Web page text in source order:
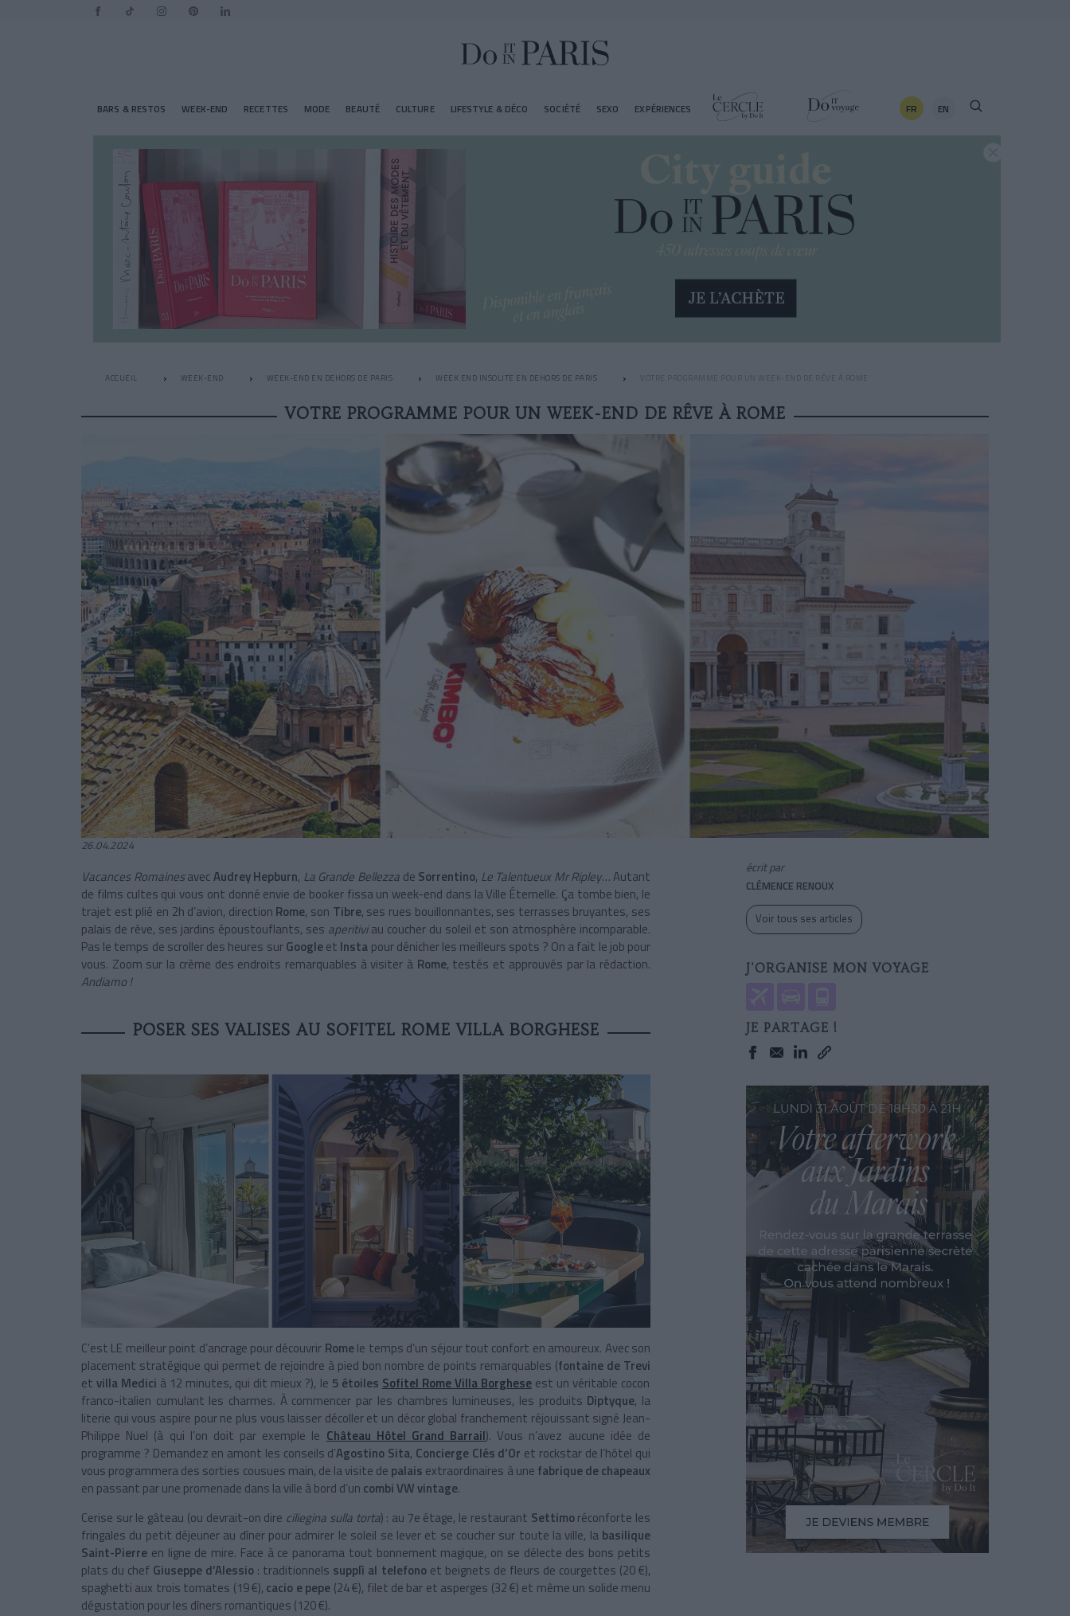
BARS & RESTOS WEEK-END RECETTES MODE BEAUTÉ CULTURE LIFESTYLE & DÉCO SOCIÉTÉ SEXO EXPÉRIENCES FR EN
ACCUEIL WEEK-END WEEK-END EN DEHORS DE PARIS WEEK END INSOLITE EN DEHORS DE PARIS VOTRE PROGRAMME POUR UN WEEK-END DE RÊVE À ROME
VOTRE PROGRAMME POUR UN WEEK-END DE RÊVE À ROME
26.04.2024
Vacances RomainesavecAudrey Hepburn, La Grande Bellezza de Sorrentino, Le Talentueux Mr Ripley… Autant
de films cultes qui vous ont donné envie de booker fissa un week-end dans la Ville Éternelle. Ça tombe bien, le
trajet est plié en 2h d’avion, direction Rome, son Tibre, ses rues bouillonnantes, ses terrasses bruyantes, ses
palais de rêve, ses jardins époustouflants, ses aperitiviau coucher du soleil et son atmosphère incomparable.
Pas le temps de scroller des heures surGoogleet Insta pour dénicher les meilleurs spots ? On a fait le job pour
vous. Zoom sur la crème des endroits remarquables à visiter à Rome, testés et approuvés par la rédaction.
Andiamo !
POSER SES VALISES AU SOFITEL ROME VILLA BORGHESE
C’est LE meilleur point d’ancrage pour découvrir Romele temps d’un séjour tout confort en amoureux. Avec son
placement stratégique qui permet de rejoindre à pied bon nombre de points remarquables (fontaine de Trevi
etvilla Medici à 12 minutes, qui dit mieux ?), le 5 étoiles Sofitel Rome Villa Borgheseest un véritable cocon
franco-italien cumulant les charmes. À commencer par les chambres lumineuses, les produits Diptyque, la
literie qui vous aspire pour ne plus vous laisser décoller et un décor global franchement réjouissant signé Jean-
Philippe Nuel (à qui l’on doit par exemple le Château Hôtel Grand Barrail). Vous n’avez aucune idée de
programme ? Demandez en amont les conseils d’Agostino Sita, Concierge Clés d’Or et rockstar de l’hôtel qui
vous programmera des sorties cousues main, de la visite de palais extraordinaires à une fabrique de chapeaux
en passant par une promenade dans la ville à bord d’un combi VW vintage.
Cerise sur le gâteau (ou devrait-on dire ciliegina sulla torta) : au 7e étage, le restaurant Settimoréconforte les
fringales du petit déjeuner au dîner pour admirer le soleil se lever et se coucher sur toute la ville, labasilique
Saint-Pierre en ligne de mire. Face à ce panorama tout bonnement magique, on se délecte des bons petits
plats du chef Giuseppe d’Alessio : traditionnels supplì al telefonoet beignets de fleurs de courgettes (20 €),
spaghetti aux trois tomates (19 €), cacio e pepe (24 €), filet de bar et asperges (32 €) et même un solide menu
dégustation pour les dîners romantiques (120 €).
écrit par
CLÉMENCE RENOUX
Voir tous ses articles
J'ORGANISE MON VOYAGE
JE PARTAGE !